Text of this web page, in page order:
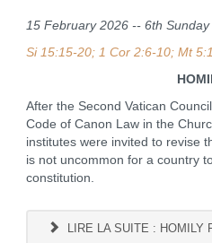
15 February 2026 -- 6th
Si 15:15-20; 1 Cor 2:6-10; Mt
After the Second Vatican
Code of Canon Law in the
institutes were invited to revise
is not uncommon for a country
constitution.
LIRE LA SUITE : HOMILY